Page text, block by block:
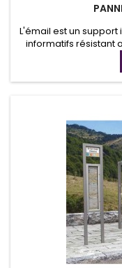
L'émail est un
informatifs résistant
forme de plaque,
l'email a su répondre
visuel. Panneau de